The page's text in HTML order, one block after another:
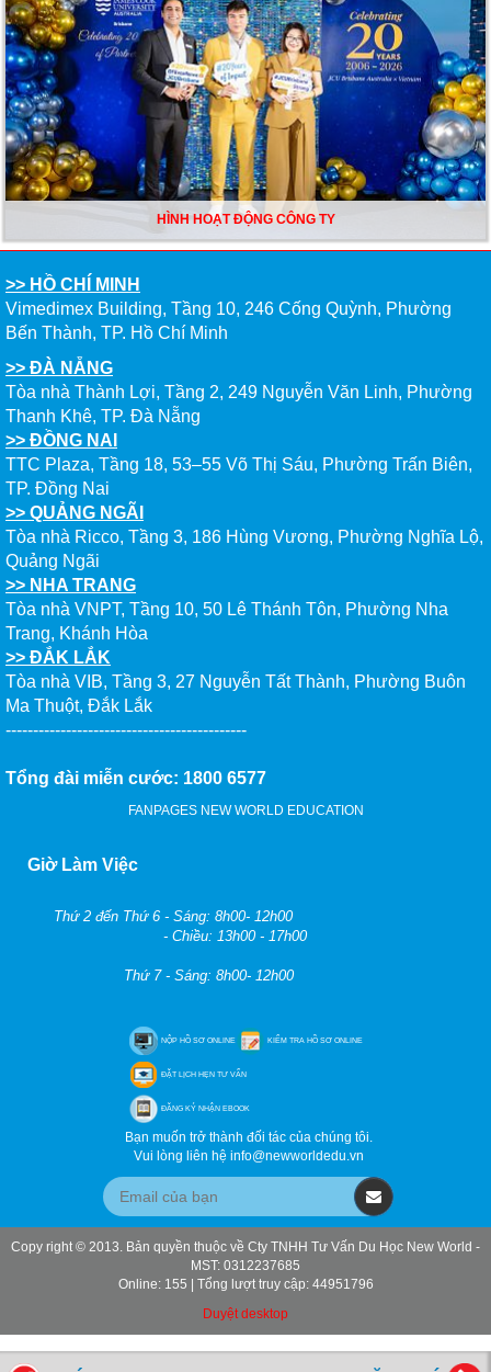
HÌNH HOẠT ĐỘNG CÔNG TY
>> HỒ CHÍ MINH
Vimedimex Building, Tầng 10, 246 Cống Quỳnh, Phường
Bến Thành, TP. Hồ Chí Minh
>> ĐÀ NẴNG
Tòa nhà Thành Lợi, Tầng 2, 249 Nguyễn Văn Linh, Phường
Thanh Khê, TP. Đà Nẵng
>> ĐỒNG NAI
TTC Plaza, Tầng 18, 53–55 Võ Thị Sáu, Phường Trấn Biên,
TP. Đồng Nai
>> QUẢNG NGÃI
Tòa nhà Ricco, Tầng 3, 186 Hùng Vương, Phường Nghĩa Lộ,
Quảng Ngãi
>> NHA TRANG
Tòa nhà VNPT, Tầng 10, 50 Lê Thánh Tôn, Phường Nha
Trang, Khánh Hòa
>> ĐẮK LẮK
Tòa nhà VIB, Tầng 3, 27 Nguyễn Tất Thành, Phường Buôn
Ma Thuột, Đắk Lắk
--------------------------------------------
Tổng đài miễn cước: 1800 6577
FANPAGES NEW WORLD EDUCATION
Giờ Làm Việc
Thứ 2 đến Thứ 6 - Sáng: 8h00- 12h00
- Chiều: 13h00 - 17h00
Thứ 7 - Sáng: 8h00- 12h00
NỘP HỒ SƠ ONLINE KIỂM TRA HỒ SƠ ONLINE
ĐẶT LỊCH HẸN TƯ VẤN
ĐĂNG KÝ NHẬN EBOOK
Bạn muốn trở thành đối tác của chúng tôi.
Vui lòng liên hệ info@newworldedu.vn
Copy right © 2013. Bản quyền thuộc về Cty TNHH Tư Vấn Du Học New World -
MST: 0312237685
Online: 155 | Tổng lượt truy cập: 44951796
Duyệt desktop